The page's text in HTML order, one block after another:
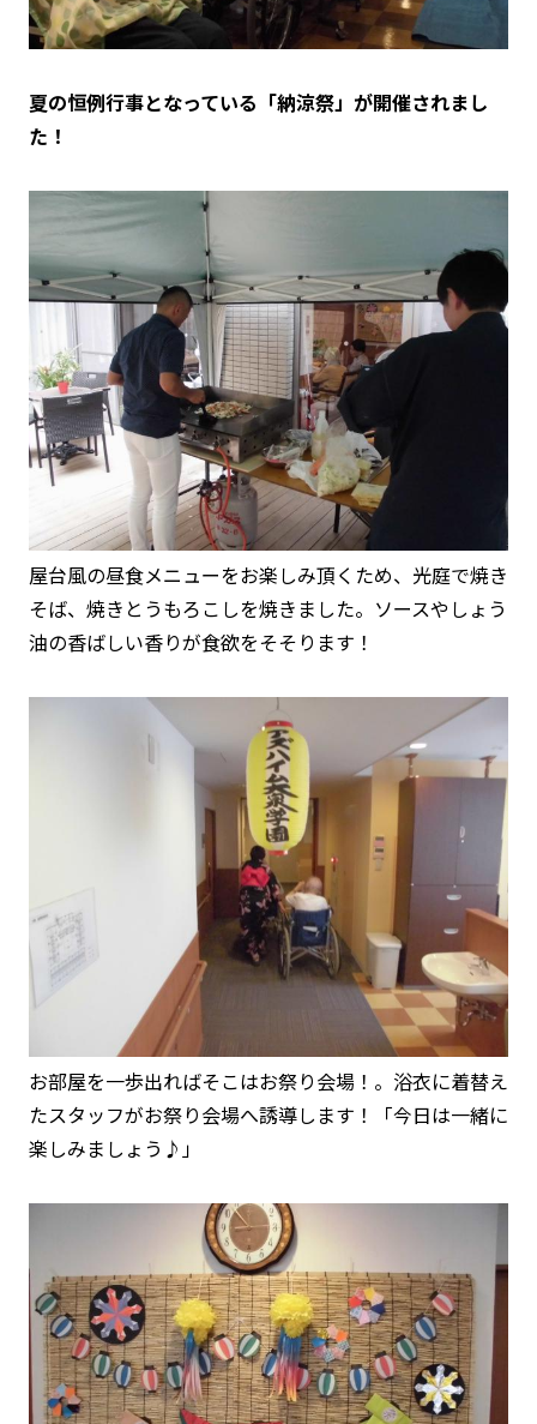
夏の恒例行事となっている「納涼祭」が開催されまし
た！
屋台風の昼食メニューをお楽しみ頂くため、光庭で焼き
そば、焼きとうもろこしを焼きました。ソースやしょう
油の香ばしい香りが食欲をそそります！
お部屋を一歩出ればそこはお祭り会場！。浴衣に着替え
たスタッフがお祭り会場へ誘導します！「今日は一緒に
楽しみましょう♪」